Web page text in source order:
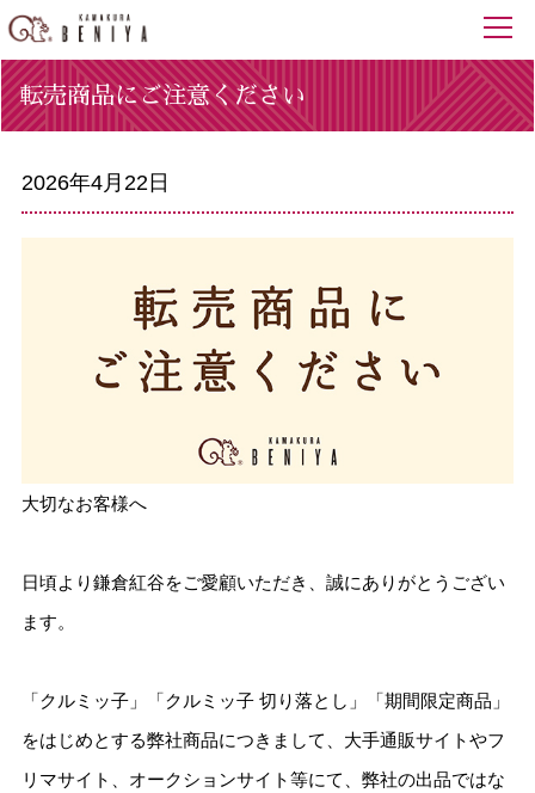
転売商品にご注意ください
2026年4月22日
大切なお客様へ
日頃より鎌倉紅谷をご愛顧いただき、誠にありがとうござい
ます。
「クルミッ子」「クルミッ子 切り落とし」「期間限定商品」
をはじめとする弊社商品につきまして、大手通販サイトやフ
リマサイト、オークションサイト等にて、弊社の出品ではな